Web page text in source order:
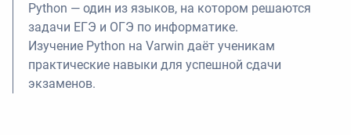
Python — один из языков, на котором решаются
задачи ЕГЭ и ОГЭ по информатике.
Изучение Python на Varwin даёт ученикам
практические навыки для успешной сдачи
экзаменов.